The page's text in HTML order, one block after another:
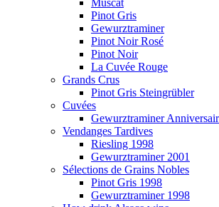
Pinot Gris
Gewurztraminer
Pinot Noir Rosé
Pinot Noir
La Cuvée Rouge
Grands Crus
Pinot Gris Steingrübler
Cuvées
Gewurztraminer
Vendanges Tardives
Riesling 1998
Gewurztraminer 2001
Sélections de Grains Nobles
Pinot Gris 1998
Gewurztraminer 1998